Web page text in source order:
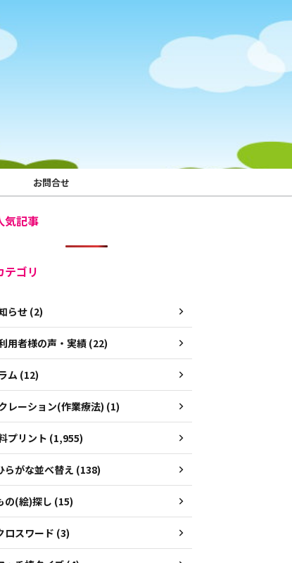
お問合せ
気記事
テゴリ
らせ (2)
用者様の声・実績 (22)
ム (12)
レーション(作業療法) (1)
プリント (1,955)
らがな並べ替え (138)
の(絵)探し (15)
ロスワード (3)